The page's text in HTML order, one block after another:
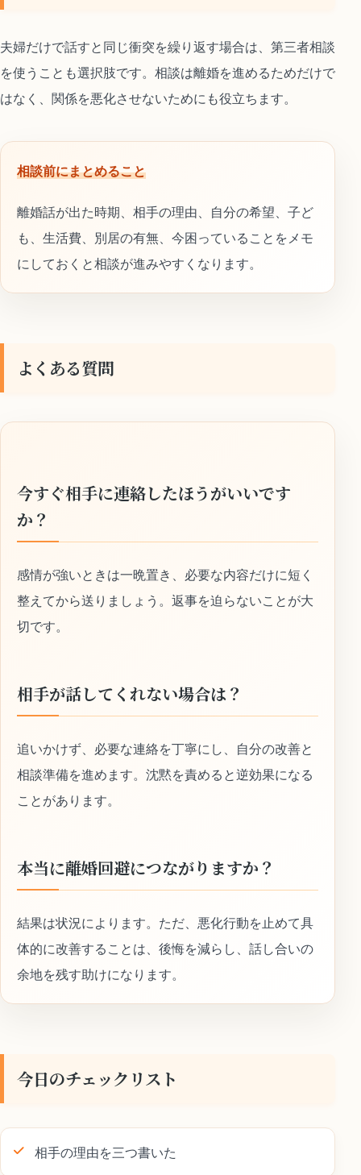
夫婦だけで話すと同じ衝突を繰り返す場合は、第三者相談
を使うことも選択肢です。相談は離婚を進めるためだけで
はなく、関係を悪化させないためにも役立ちます。
相談前にまとめること
離婚話が出た時期、相手の理由、自分の希望、子ど
も、生活費、別居の有無、今困っていることをメモ
にしておくと相談が進みやすくなります。
よくある質問
今すぐ相手に連絡したほうがいいです
か？
感情が強いときは一晩置き、必要な内容だけに短く
整えてから送りましょう。返事を迫らないことが大
切です。
相手が話してくれない場合は？
追いかけず、必要な連絡を丁寧にし、自分の改善と
相談準備を進めます。沈黙を責めると逆効果になる
ことがあります。
本当に離婚回避につながりますか？
結果は状況によります。ただ、悪化行動を止めて具
体的に改善することは、後悔を減らし、話し合いの
余地を残す助けになります。
今日のチェックリスト
相手の理由を三つ書いた